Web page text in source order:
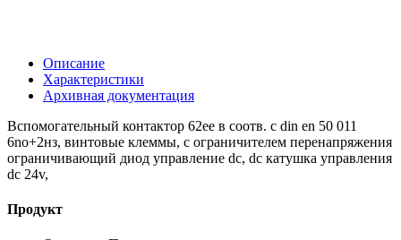
Описание
Характеристики
Архивная документация
Вспомогательный контактор 62ee в соотв. с din en 50 011
6no+2нз, винтовые клеммы, с ограничителем перенапряжения
ограничивающий диод управление dc, dc катушка управления
dc 24v,
Продукт